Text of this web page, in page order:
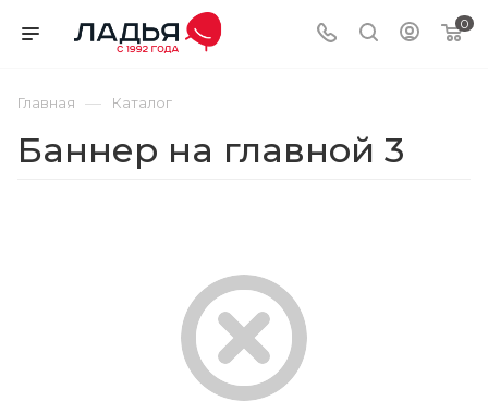
0
Главная — Каталог
Баннер на главной 3